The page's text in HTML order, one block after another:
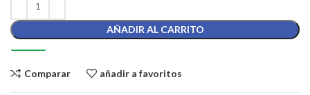
AÑADIR AL CARRITO
Comparar añadir a favoritos